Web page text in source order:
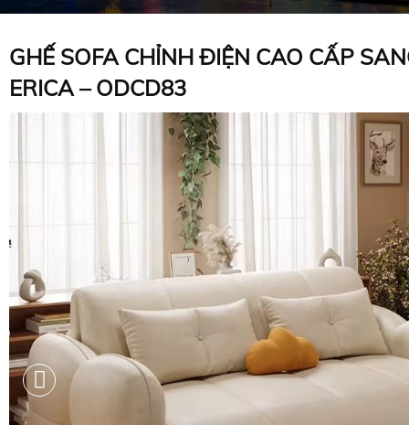
GHẾ SOFA CHỈNH ĐIỆN CAO CẤP
ERICA – ODCD83